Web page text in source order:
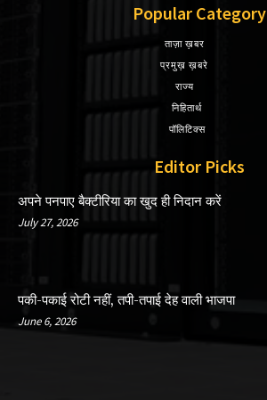
Popular Category
ताज़ा ख़बर
प्रमुख़ ख़बरे
राज्य
निहितार्थ
पॉलिटिक्स
Editor Picks
अपने पनपाए बैक्टीरिया का खुद ही निदान करें
July 27, 2026
पकी-पकाई रोटी नहीं, तपी-तपाई देह वाली भाजपा
June 6, 2026